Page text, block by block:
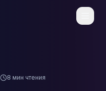
8 мин чтения